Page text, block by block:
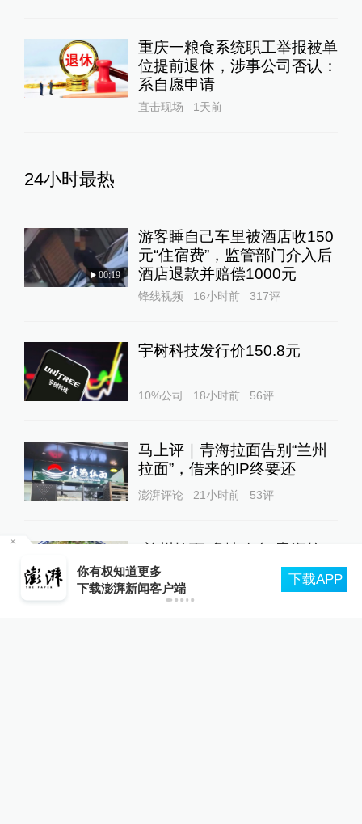
重庆一粮食系统职工举报被单
位提前退休，涉事公司否认：
系自愿申请
直击现场 1天前
24小时最热
00:19
游客睡自己车里被酒店收150
元“住宿费”，监管部门介入后
酒店退款并赔偿1000元
锋线视频 16小时前 317评
宇树科技发行价150.8元
10%公司 18小时前 56评
马上评｜青海拉面告别“兰州
拉面”，借来的IP终要还
澎湃评论 21小时前 53评
01:16
“兰州拉面”多地改名“青海拉
面”？青海省拉面产业行业协
会：青海人开的店自愿报名，
不用交钱
你有权知道更多
下载澎湃新闻客户端
下载APP